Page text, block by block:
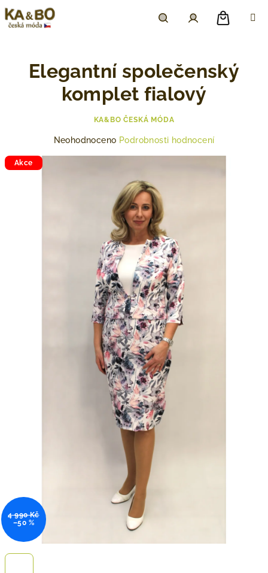
na
obsah
košík
Elegantní společenský
komplet fialový
KA&BO ČESKÁ MÓDA
produktu
Neohodnoceno Podrobnosti hodnocení
Akce
4 990 Kč
–50 %